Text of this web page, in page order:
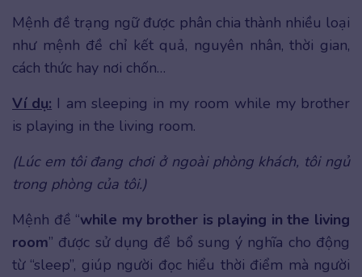
Mệnh đề trạng ngữ được phân chia thành nhiều loại
như mệnh đề chỉ kết quả, nguyên nhân, thời gian,
cách thức hay nơi chốn…
Ví dụ: I am sleeping in my room while my brother
is playing in the living room.
(Lúc em tôi đang chơi ở ngoài phòng khách, tôi ngủ
trong phòng của tôi.)
Mệnh đề “while my brother is playing in the living
room” được sử dụng để bổ sung ý nghĩa cho động
từ “sleep”, giúp người đọc hiểu thời điểm mà người